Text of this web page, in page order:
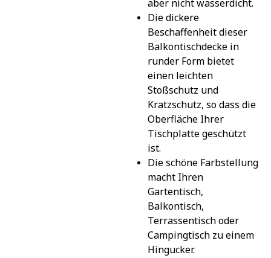
aber nicht wasserdicht.
Die dickere
Beschaffenheit dieser
Balkontischdecke in
runder Form bietet
einen leichten
Stoßschutz und
Kratzschutz, so dass die
Oberfläche Ihrer
Tischplatte geschützt
ist.
Die schöne Farbstellung
macht Ihren
Gartentisch,
Balkontisch,
Terrassentisch oder
Campingtisch zu einem
Hingucker.